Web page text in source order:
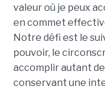
valeur où je peux
en commet
Notre défi est le
pouvoir, le
accomplir autant
conservant une